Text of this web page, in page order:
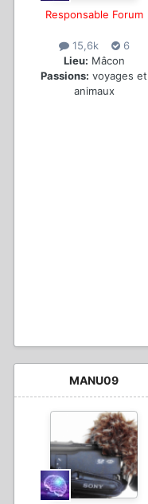
Responsable Forum
15,6k
6
Lieu: Mâcon
Passions: voyages et
animaux
MANU09